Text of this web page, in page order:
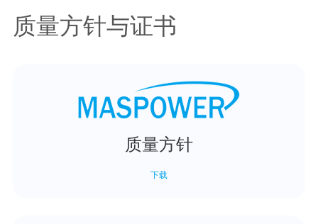
质量方针与证书
质量方针
下载